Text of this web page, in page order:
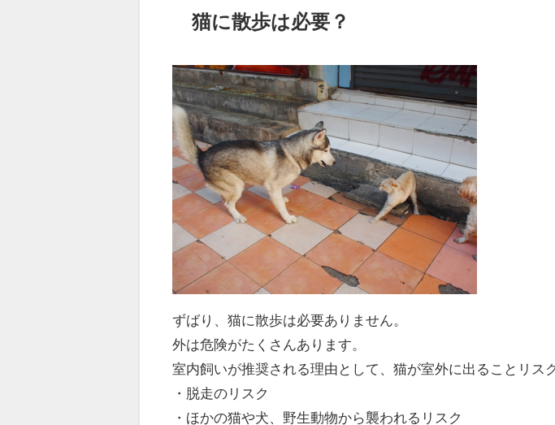
猫に散歩は必要？
ずばり、猫に散歩は必要ありません。
外は危険がたくさんあります。
室内飼いが推奨される理由として、猫が室外に出ることリス
・脱走のリスク
・ほかの猫や犬、野生動物から襲われるリスク